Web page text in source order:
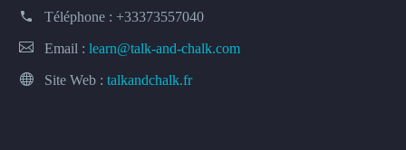
Téléphone : +33373557040
Email : learn@talk-and-chalk.com
Site Web : talkandchalk.fr